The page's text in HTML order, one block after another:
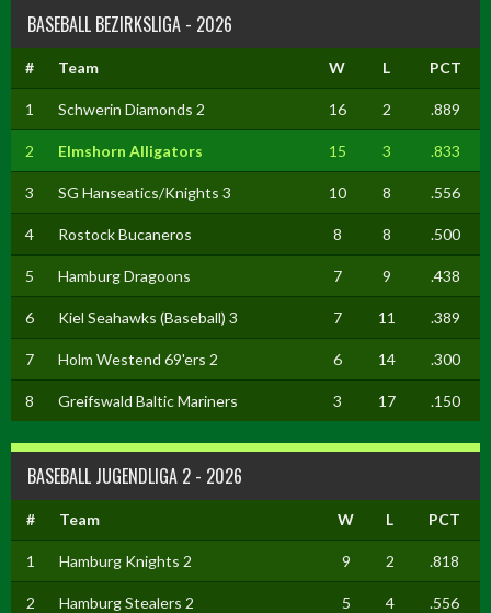
BASEBALL BEZIRKSLIGA - 2026
# Team W L PCT
1 Schwerin Diamonds 2 16 2 .889
2 Elmshorn Alligators 15 3 .833
3 SG Hanseatics/Knights 3 10 8 .556
4 Rostock Bucaneros 8 8 .500
5 Hamburg Dragoons 7 9 .438
6 Kiel Seahawks (Baseball) 3 7 11 .389
7 Holm Westend 69'ers 2 6 14 .300
8 Greifswald Baltic Mariners 3 17 .150
BASEBALL JUGENDLIGA 2 - 2026
# Team W L PCT
1 Hamburg Knights 2 9 2 .818
2 Hamburg Stealers 2 5 4 .556